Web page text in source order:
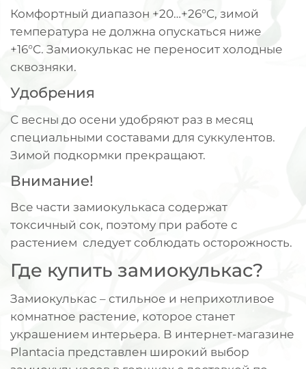
Комфортный диапазон +20…+26°C, зимой
температура не должна опускаться ниже
+16°C. Замиокулькас не переносит холодные
сквозняки.
Удобрения
С весны до осени удобряют раз в месяц
специальными составами для суккулентов.
Зимой подкормки прекращают.
Внимание!
Все части замиокулькаса содержат
токсичный сок, поэтому при работе с
растением следует соблюдать осторожность.
Где купить замиокулькас?
Замиокулькас – стильное и неприхотливое
комнатное растение, которое станет
украшением интерьера. В интернет-магазине
Plantacia представлен широкий выбор